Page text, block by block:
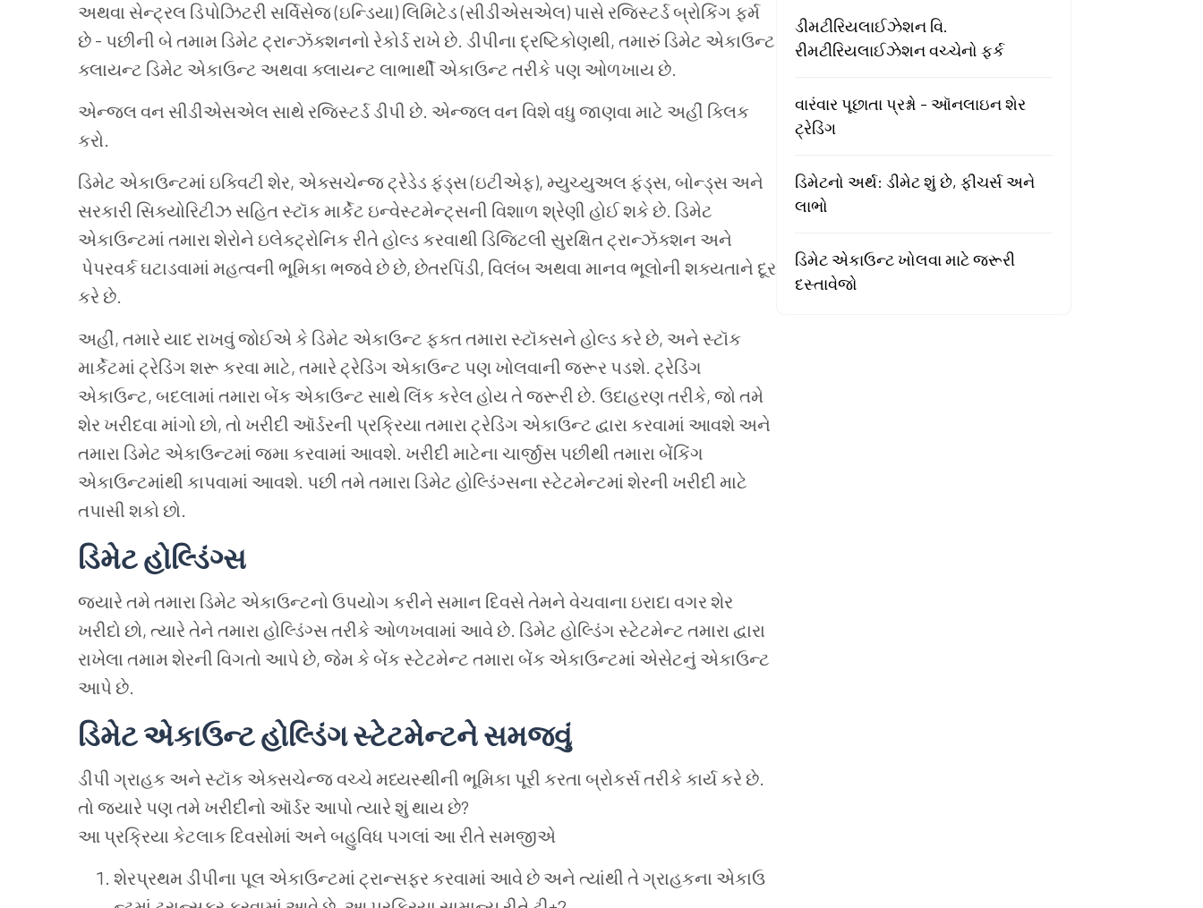
અથવા સેન્ટ્રલ ડિપોઝિટરી સર્વિસેજ (ઇન્ડિયા) લિમિટેડ (સીડીએસએલ) પાસે રજિસ્ટર્ડ બ્રોકિંગ ફર્મ
છે - પછીની બે તમામ ડિમેટ ટ્રાન્ઝૅક્શનનો રેકોર્ડ રાખે છે. ડીપીના દ્રષ્ટિકોણથી, તમારું ડિમેટ એકાઉન્ટ
ક્લાયન્ટ ડિમેટ એકાઉન્ટ અથવા ક્લાયન્ટ લાભાર્થી એકાઉન્ટ તરીકે પણ ઓળખાય છે.
એન્જલ વન સીડીએસએલ સાથે રજિસ્ટર્ડ ડીપી છે. એન્જલ વન વિશે વધુ જાણવા માટે અહીં ક્લિક
કરો.
ડિમેટ એકાઉન્ટમાં ઇક્વિટી શેર, એક્સચેન્જ ટ્રેડેડ ફંડ્સ (ઇટીએફ), મ્યુચ્યુઅલ ફંડ્સ, બોન્ડ્સ અને
સરકારી સિક્યોરિટીઝ સહિત સ્ટૉક માર્કેટ ઇન્વેસ્ટમેન્ટ્સની વિશાળ શ્રેણી હોઈ શકે છે. ડિમેટ
એકાઉન્ટમાં તમારા શેરોને ઇલેક્ટ્રોનિક રીતે હોલ્ડ કરવાથી ડિજિટલી સુરક્ષિત ટ્રાન્ઝૅક્શન અને
પેપરવર્ક ઘટાડવામાં મહત્વની ભૂમિકા ભજવે છે છે, છેતરપિંડી, વિલંબ અથવા માનવ ભૂલોની શક્યતાને દૂર
કરે છે.
અહીં, તમારે યાદ રાખવું જોઈએ કે ડિમેટ એકાઉન્ટ ફક્ત તમારા સ્ટૉક્સને હોલ્ડ કરે છે, અને સ્ટૉક
માર્કેટમાં ટ્રેડિંગ શરૂ કરવા માટે, તમારે ટ્રેડિંગ એકાઉન્ટ પણ ખોલવાની જરૂર પડશે. ટ્રેડિંગ
એકાઉન્ટ, બદલામાં તમારા બેંક એકાઉન્ટ સાથે લિંક કરેલ હોય તે જરૂરી છે. ઉદાહરણ તરીકે, જો તમે
શેર ખરીદવા માંગો છો, તો ખરીદી ઑર્ડરની પ્રક્રિયા તમારા ટ્રેડિંગ એકાઉન્ટ દ્વારા કરવામાં આવશે અને
તમારા ડિમેટ એકાઉન્ટમાં જમા કરવામાં આવશે. ખરીદી માટેના ચાર્જીસ પછીથી તમારા બેંકિંગ
એકાઉન્ટમાંથી કાપવામાં આવશે. પછી તમે તમારા ડિમેટ હોલ્ડિંગ્સના સ્ટેટમેન્ટમાં શેરની ખરીદી માટે
તપાસી શકો છો.
ડિમેટહોલ્ડિંગ્સ
જ્યારે તમે તમારા ડિમેટ એકાઉન્ટનો ઉપયોગ કરીને સમાન દિવસે તેમને વેચવાના ઇરાદા વગર શેર
ખરીદો છો, ત્યારે તેને તમારા હોલ્ડિંગ્સ તરીકે ઓળખવામાં આવે છે. ડિમેટ હોલ્ડિંગ સ્ટેટમેન્ટ તમારા દ્વારા
રાખેલા તમામ શેરની વિગતો આપે છે, જેમ કે બેંક સ્ટેટમેન્ટ તમારા બેંક એકાઉન્ટમાં એસેટનું એકાઉન્ટ
આપે છે.
ડિમેટએકાઉન્ટહોલ્ડિંગસ્ટેટમેન્ટનેસમજવું
ડીપી ગ્રાહક અને સ્ટૉક એક્સચેન્જ વચ્ચે મધ્યસ્થીની ભૂમિકા પૂરી કરતા બ્રોકર્સ તરીકે કાર્ય કરે છે.
તો જ્યારે પણ તમે ખરીદીનો ઑર્ડર આપો ત્યારે શું થાય છે?
આ પ્રક્રિયા કેટલાક દિવસોમાં અને બહુવિધ પગલાં આ રીતે સમજીએ
શેરપ્રથમ ડીપીના પૂલ એકાઉન્ટમાં ટ્રાન્સફર કરવામાં આવે છે અને ત્યાંથી તે ગ્રાહકના એકાઉ
ડીમટીરિયલાઈઝેશન વિ.
રીમટીરિયલાઈઝેશન વચ્ચેનો ફર્ક
વારંવાર પૂછાતા પ્રશ્નો - ઑનલાઇન શેર
ટ્રેડિંગ
ડિમેટનો અર્થ: ડીમેટ શું છે, ફીચર્સ અને
લાભો
ડિમેટ એકાઉન્ટ ખોલવા માટે જરૂરી
દસ્તાવેજો